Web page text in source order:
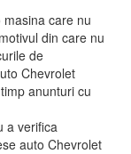
care nu
din care nu
de
Chevrolet
anunturi cu
a verifica
auto Chevrolet